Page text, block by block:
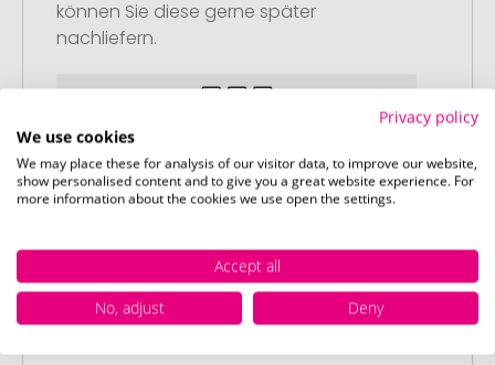
können Sie diese gerne später
nachliefern.
Schritt 3:
Artikelvorschau und Freigabe
Sie erhalten von uns eine kostenlose
Druckvorschau mit Ihrem Design. Sobald
Sie diese freigeben, starten wir
umgehend mit der Produktion.
Privacy policy
We use cookies
We may place these for analysis of our visitor data, to improve our website,
show personalised content and to give you a great website experience. For
more information about the cookies we use open the settings.
Accept all
No, adjust
Deny